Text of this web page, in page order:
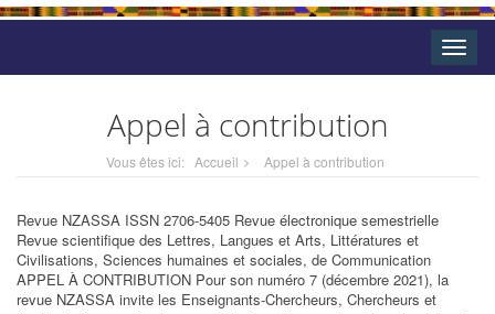
Toggle
Appel à contribution
Vous êtes ici: Accueil Appel à contribution
Revue NZASSA ISSN 2706-5405 Revue électronique semestrielle
Revue scientifique des Lettres, Langues et Arts, Littératures et
Civilisations, Sciences humaines et sociales, de Communication
APPEL À CONTRIBUTION Pour son numéro 7 (décembre 2021), la
revue NZASSA invite les Enseignants-Chercheurs, Chercheurs et